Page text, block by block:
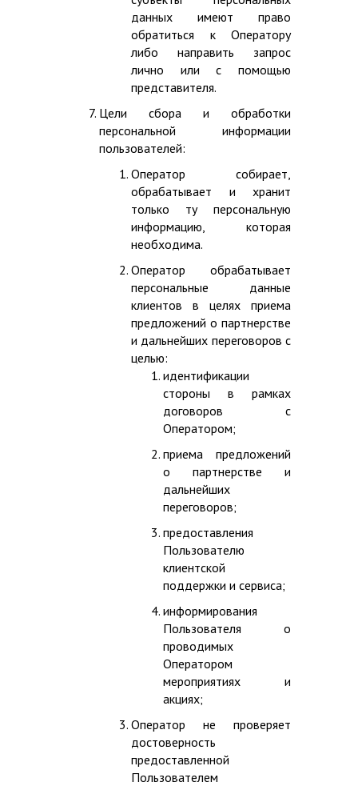
данных имеют право
обратиться к Оператору
либо направить запрос
лично или с помощью
представителя.
Цели сбора и обработки
персональной информации
пользователей:
Оператор собирает,
обрабатывает и хранит
только ту персональную
информацию, которая
необходима.
Оператор обрабатывает
персональные данные
клиентов в целях приема
предложений о партнерстве
и дальнейших переговоров с
целью:
идентификации
стороны в рамках
договоров с
Оператором;
приема предложений
о партнерстве и
дальнейших
переговоров;
предоставления
Пользователю
клиентской
поддержки и сервиса;
информирования
Пользователя о
проводимых
Оператором
мероприятиях и
акциях;
Оператор не проверяет
достоверность
предоставленной
Пользователем